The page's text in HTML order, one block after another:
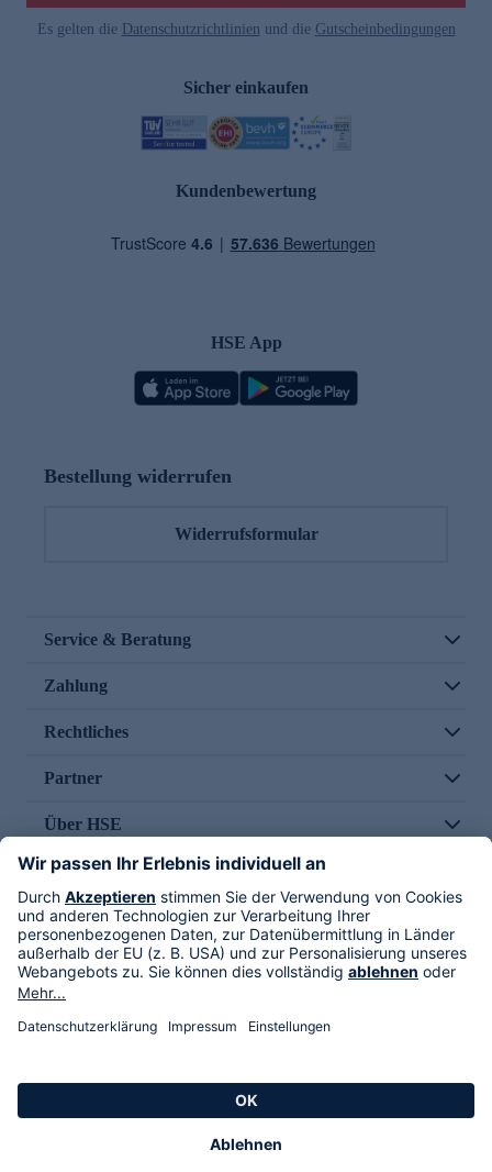
Es gelten die Datenschutzrichtlinien und die Gutscheinbedingungen
Sicher einkaufen
Kundenbewertung
HSE App
Bestellung widerrufen
Widerrufsformular
Service & Beratung
Zahlung
Rechtliches
Partner
Über HSE
Im TV
HSE International